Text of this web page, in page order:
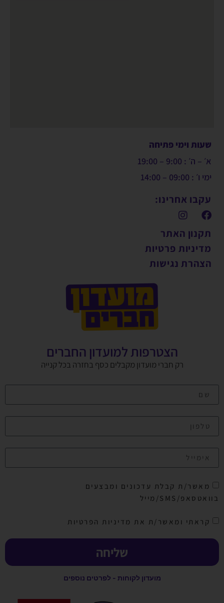
שעות וימי פתיחה
א׳ – ה׳ : 9:00 – 19:00
ימי ו׳ : 09:00 – 14:00
עקבו אחרינו:
תקנון האתר
מדיניות פרטיות
הצהרת נגישות
הצטרפות למועדון החברים
רק חברי מועדון מקבלים כסף בחזרה בכל קנייה
מאשר/ת קבלת עדכונים ומבצעים
בוואטסאפ/SMS/מייל
קראתי ומאשר/ת את מדיניות הפרטיות
שליחה
מועדון לקוחות - לפרטים נוספים